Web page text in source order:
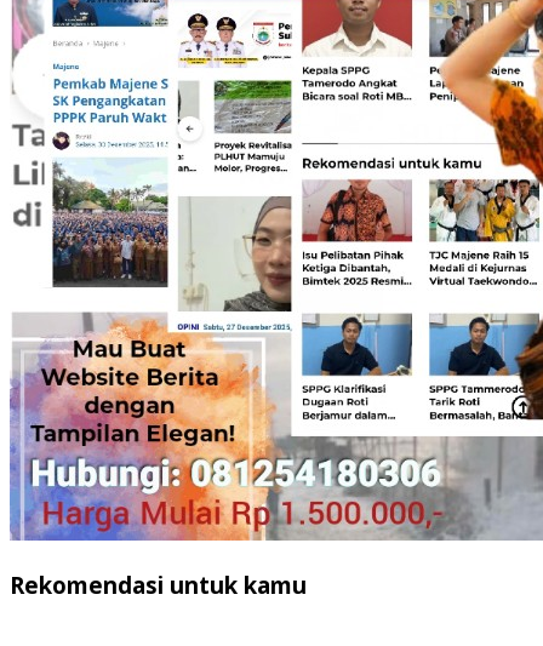
Rekomendasi untuk kamu